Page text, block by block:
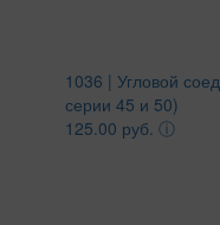
1036 | Угловой
серии 45 и 50)
125.00 руб. ⓘ